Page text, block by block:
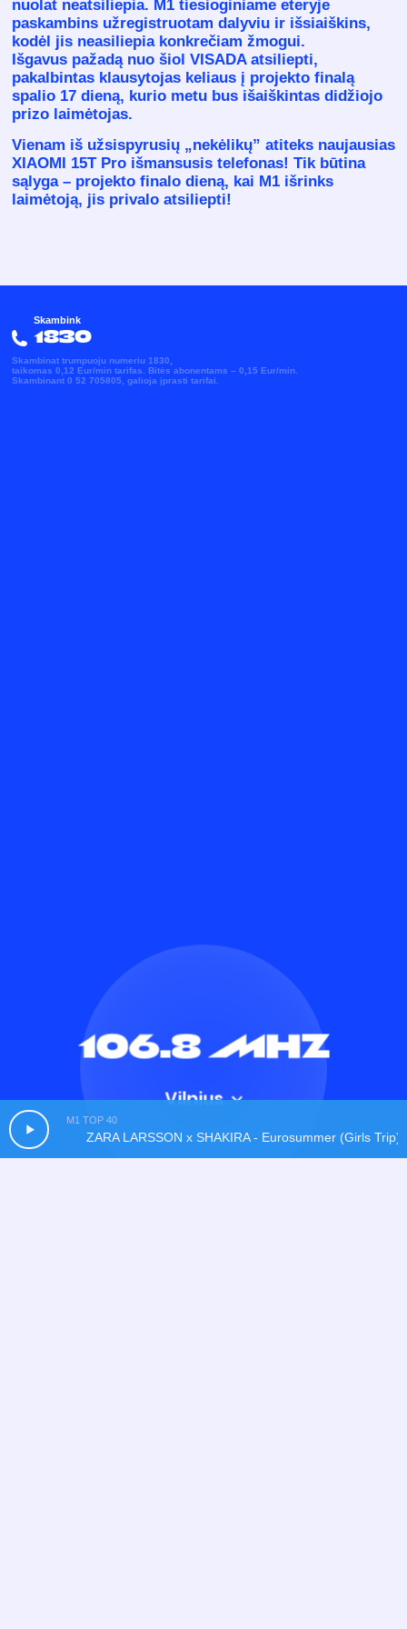
M1 TOP 40
ZARA LARSSON x SHAKIRA - Eurosummer (Girls Trip)
nuolat neatsiliepia. M1 tiesioginiame eteryje
paskambins užregistruotam dalyviu ir išsiaiškins,
kodėl jis neasiliepia konkrečiam žmogui.
Išgavus pažadą nuo šiol VISADA atsiliepti,
pakalbintas klausytojas keliaus į projekto finalą
spalio 17 dieną, kurio metu bus išaiškintas didžiojo
prizo laimėtojas.
Vienam iš užsispyrusių „nekėlikų” atiteks naujausias
XIAOMI 15T Proišmansusis telefonas! Tik būtina
sąlyga – projekto finalo dieną, kai M1 išrinks
laimėtoją, jis privalo atsiliepti!
Skambink
1830
Skambinat trumpuoju numeriu 1830,
taikomas 0,12 Eur/min tarifas. Bitės abonentams – 0,15 Eur/min.
Skambinant 0 52 705805, galioja įprasti tarifai.
106.8 MHz